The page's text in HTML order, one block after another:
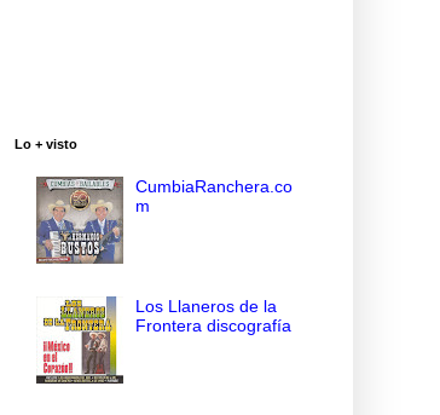
Lo + visto
CumbiaRanchera.co
m
Los Llaneros de la
Frontera discografía